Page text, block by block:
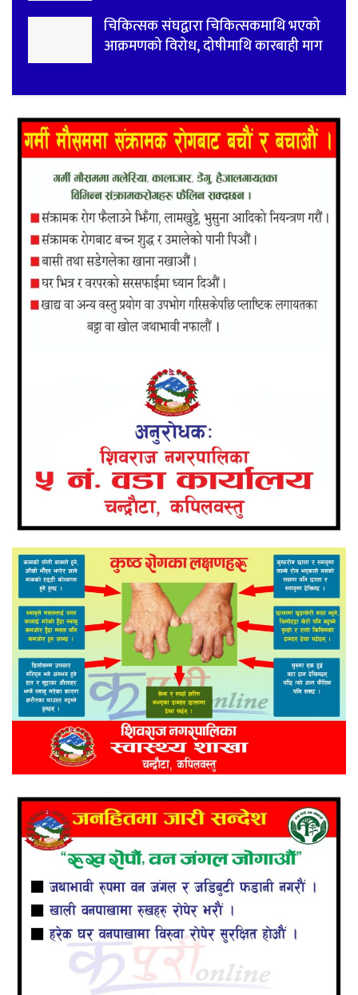
चिकित्सक संघद्वारा चिकित्सकमाथि भएको
आक्रमणको विरोध, दोषीमाथि कारबाही माग